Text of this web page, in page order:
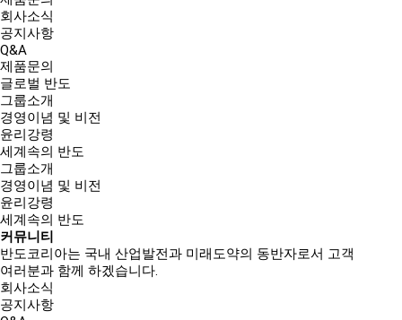
회사소식
공지사항
Q&A
제품문의
글로벌 반도
그룹소개
경영이념 및 비전
윤리강령
세계속의 반도
그룹소개
경영이념 및 비전
윤리강령
세계속의 반도
커뮤니티
반도코리아는 국내 산업발전과 미래도약의 동반자로서 고객
여러분과 함께 하겠습니다.
회사소식
공지사항